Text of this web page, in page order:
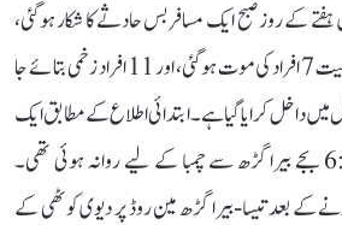
کے روز صبح ایک مسافر بس حادثے کا شکار ہو گئی،
جس میں ڈرائیور اور کنڈیکٹر سمیت 7 افراد کی موت ہو گئی، اور 11 افراد زخمی بتائے جا
میں داخل کرایا گیا ہے۔ ابتدائی اطلاع کے مطابق ایک
پرائیویٹ بس صبح تقریباً 6:30 بجے بیرا گڑھ سے چمبا کے لیے روانہ ہوئی تھی۔
طے کرنے کے بعد تیسا-بیرا گڑھ مین روڈ پر دیوی کوٹھی کے